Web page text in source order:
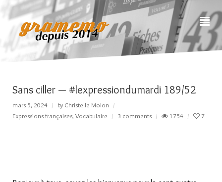
Sans ciller — #lexpressiondumardi 189/52
mars 5, 2024 by Christelle Molon
Expressions françaises, Vocabulaire 3 comments 1754 7